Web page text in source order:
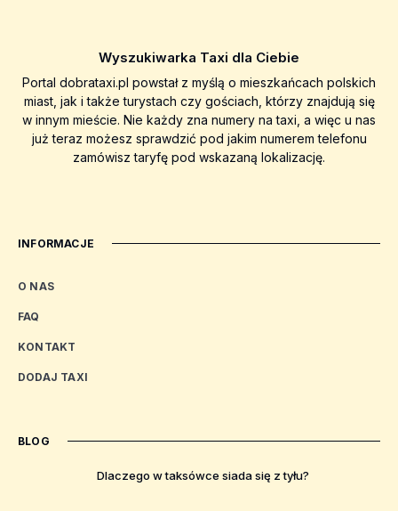
Wyszukiwarka Taxi dla Ciebie
Portal dobrataxi.pl powstał z myślą o mieszkańcach polskich
miast, jak i także turystach czy gościach, którzy znajdują się
w innym mieście. Nie każdy zna numery na taxi, a więc u nas
już teraz możesz sprawdzić pod jakim numerem telefonu
zamówisz taryfę pod wskazaną lokalizację.
INFORMACJE
O NAS
FAQ
KONTAKT
DODAJ TAXI
BLOG
Dlaczego w taksówce siada się z tyłu?